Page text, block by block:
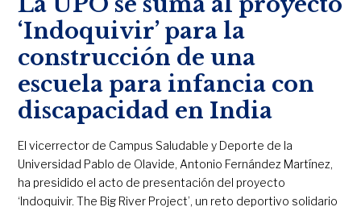
‘Indoquivir’ para la
construcción de una
escuela para infancia con
discapacidad en India
El vicerrector de Campus Saludable y Deporte de la
Universidad Pablo de Olavide, Antonio Fernández Martínez,
ha presidido el acto de presentación del proyecto
‘Indoquivir. The Big River Project’, un reto deportivo solidario